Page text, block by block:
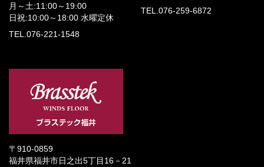
月～土:11:00～19:00
日祝:10:00～18:00 水曜定休
TEL.076-221-1548
TEL.076-259-6872
〒910-0859
福井県福井市日之出5丁目16－21